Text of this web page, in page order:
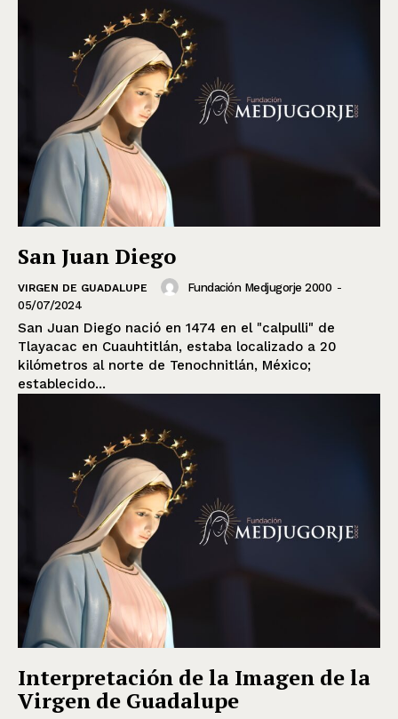
San Juan Diego
VIRGEN DE GUADALUPE Fundación Medjugorje 2000 -
05/07/2024
San Juan Diego nació en 1474 en el "calpulli" de
Tlayacac en Cuauhtitlán, estaba localizado a 20
kilómetros al norte de Tenochnitlán, México;
establecido...
Interpretación de la Imagen de la
Virgen de Guadalupe